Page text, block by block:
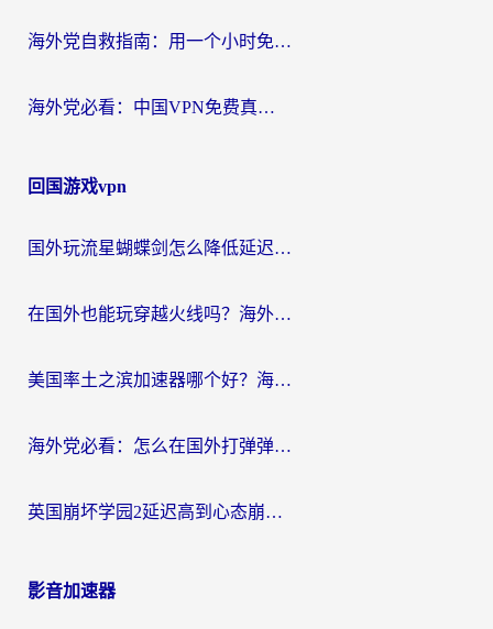
海外党自救指南：用一个小时免费加速器，轻松打破国内资源访问壁垒？
海外党必看：中国VPN免费真的靠谱吗？手把手教你选对回国加速器
回国游戏vpn
国外玩流星蝴蝶剑怎么降低延迟？海外党必看的加速秘籍（含欧洲鸣潮&彩虹岛优化攻略）
在国外也能玩穿越火线吗？海外玩家国服游戏畅玩终极指南
美国率土之滨加速器哪个好？海外党国服游戏畅玩终极指南（附多游戏解决方案）
海外党必看：怎么在国外打弹弹堂不卡？番茄加速器亲测指南
英国崩坏学园2延迟高到心态崩？海外党国服游戏加速终极指南
影音加速器